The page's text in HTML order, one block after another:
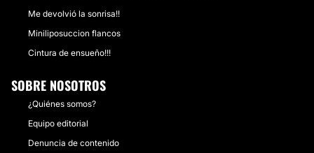
Me devolvió la sonrisa!!
Miniliposuccion flancos
Cintura de ensueño!!!
SOBRE NOSOTROS
¿Quiénes somos?
Equipo editorial
Denuncia de contenido